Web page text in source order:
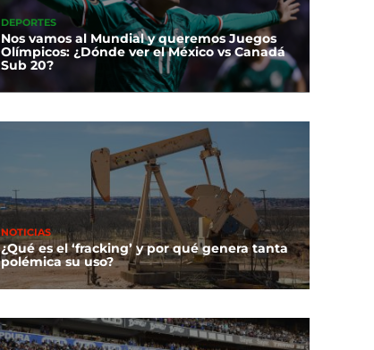
DEPORTES
Nos vamos al Mundial y queremos Juegos
Olímpicos: ¿Dónde ver el México vs Canadá
Sub 20?
NOTICIAS
¿Qué es el ‘fracking’ y por qué genera tanta
polémica su uso?